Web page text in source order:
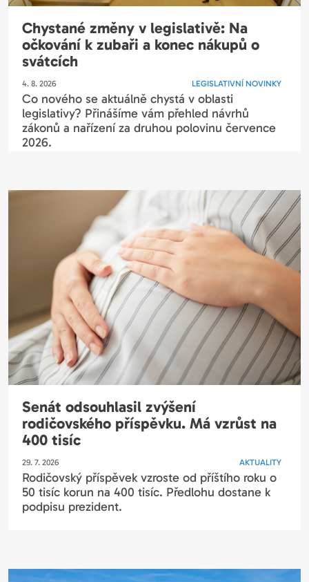
Chystané změny v legislativě: Na
očkování k zubaři a konec nákupů o
svátcích
4. 8. 2026 LEGISLATIVNÍ NOVINKY
Co nového se aktuálně chystá v oblasti
legislativy? Přinášíme vám přehled návrhů
zákonů a nařízení za druhou polovinu července
2026.
Senát odsouhlasil zvýšení
rodičovského příspěvku. Má vzrůst na
400 tisíc
29. 7. 2026 AKTUALITY
Rodičovský příspěvek vzroste od příštího roku o
50 tisíc korun na 400 tisíc. Předlohu dostane k
podpisu prezident.